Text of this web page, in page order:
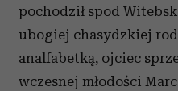
pochodził spod
ubogiej chasydzkiej
analfabetką, ojciec
wczesnej młodości